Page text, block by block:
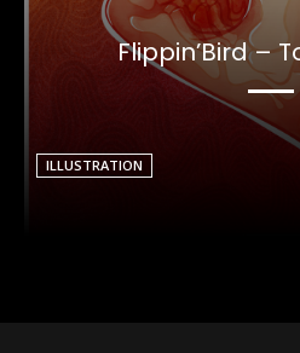
Flippin’Bird –
ILLUSTRATION